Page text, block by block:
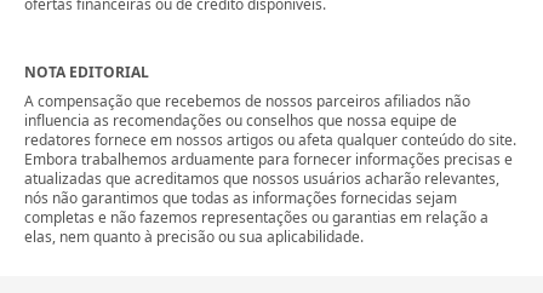
ofertas financeiras ou de crédito disponíveis.
NOTA EDITORIAL
A compensação que recebemos de nossos parceiros afiliados não
influencia as recomendações ou conselhos que nossa equipe de
redatores fornece em nossos artigos ou afeta qualquer conteúdo do site.
Embora trabalhemos arduamente para fornecer informações precisas e
atualizadas que acreditamos que nossos usuários acharão relevantes,
nós não garantimos que todas as informações fornecidas sejam
completas e não fazemos representações ou garantias em relação a
elas, nem quanto à precisão ou sua aplicabilidade.